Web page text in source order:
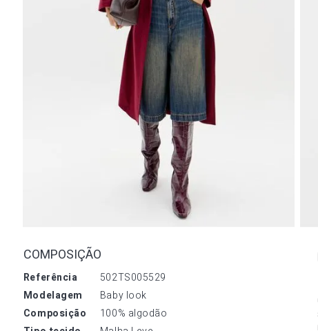
COMPOSIÇÃO
referência
502TS005529
modelagem
Baby look
composição
100% algodão